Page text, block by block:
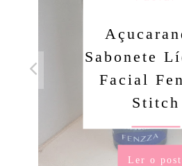
Sabonete
Facial
Stitch
Ler o post